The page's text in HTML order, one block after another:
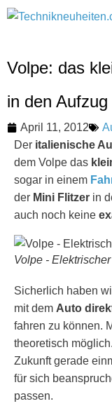
Volpe: das
in den Aufzug
April 11, 2012
Der italienische
dem Volpe das
sogar in einem
der Mini Flitzer in
auch noch keine
Volpe -
Sicherlich haben
mit dem Auto
fahren zu können.
theoretisch
Zukunft gerade
für sich
passen.